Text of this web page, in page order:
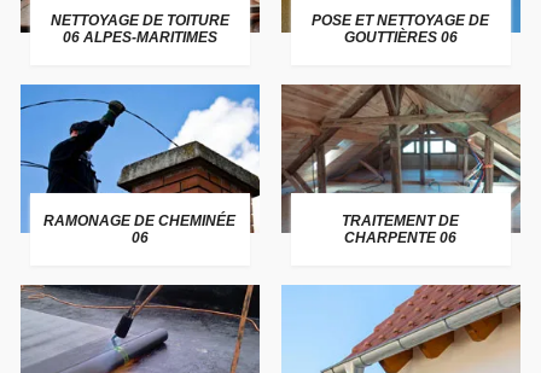
NETTOYAGE DE TOITURE
06 ALPES-MARITIMES
POSE ET NETTOYAGE DE
GOUTTIÈRES 06
RAMONAGE DE CHEMINÉE
06
TRAITEMENT DE
CHARPENTE 06